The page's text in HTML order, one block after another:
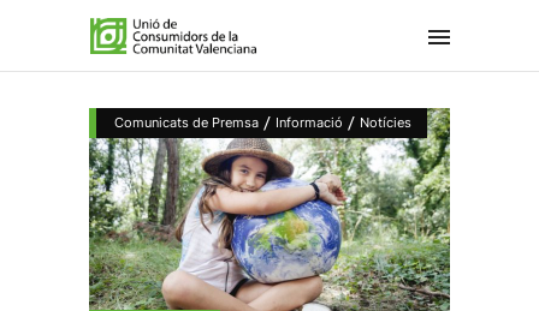
Comunicats de Premsa / Informació / Notícies